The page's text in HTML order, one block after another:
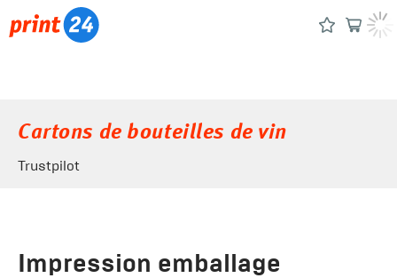
Cartons de bouteilles de vin
Trustpilot
Impression emballage